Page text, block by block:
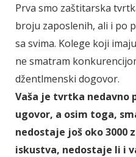
Prva smo zaštitarska
broju zaposlenih, ali i po
sa svima. Kolege koji
ne smatram
džentlmenski dogovor.
Vaša je tvrtka nedavno
ugovor, a osim toga,
nedostaje još oko 3000
iskustva, nedostaje li i